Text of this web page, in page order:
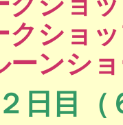
クショ
ーンシ
日目（